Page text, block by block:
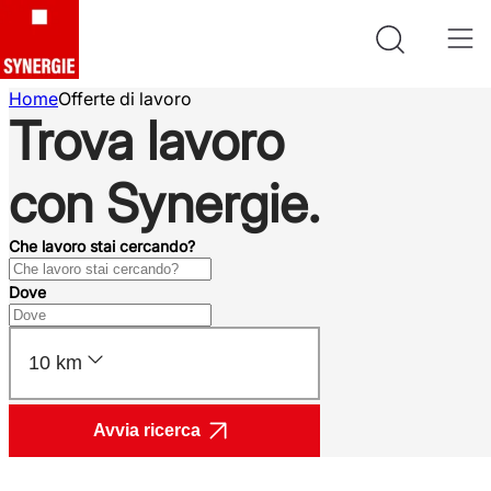
HomeOfferte di lavoro
Trova lavoro
con Synergie.
Che lavoro stai cercando?
Dove
10 km
Avvia ricerca